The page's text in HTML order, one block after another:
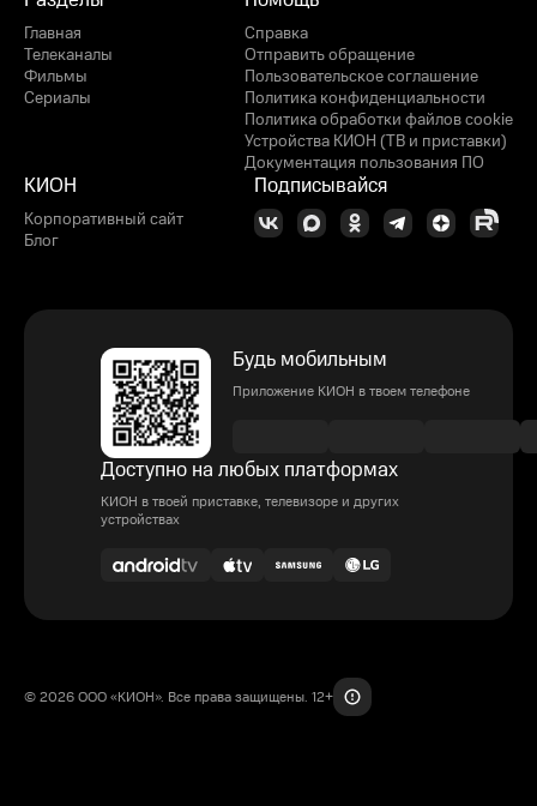
Главная
Телеканалы
Фильмы
Сериалы
Справка
Отправить обращение
Пользовательское соглашение
Политика конфиденциальности
Политика обработки файлов cookie
Устройства КИОН (ТВ и приставки)
Документация пользования ПО
КИОН
Корпоративный сайт
Блог
Подписывайся
Будь мобильным
Приложение КИОН в твоем телефоне
Доступно на любых платформах
КИОН в твоей приставке, телевизоре и других
устройствах
© 2026 ООО «КИОН». Все права защищены. 12+